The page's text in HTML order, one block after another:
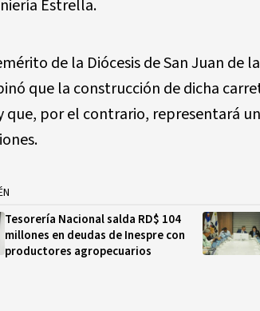
Estrella.
de la Diócesis de San Juan de
que la construcción de dicha
que, por el contrario, representará
Tesorería Nacional salda RD$ 104
millones en deudas de Inespre con
productores agropecuarios